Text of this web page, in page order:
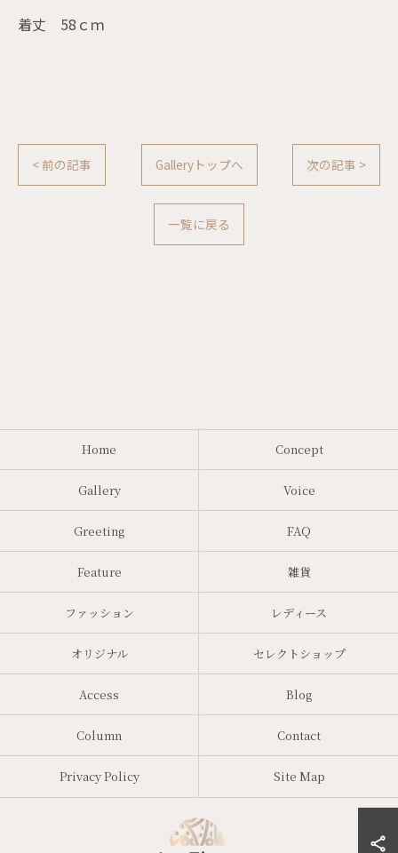
着丈 58ｃｍ
< 前の記事 Galleryトップへ 次の記事 >
一覧に戻る
Home Concept
Gallery Voice
Greeting FAQ
Feature 雑貨
ファッション レディース
オリジナル セレクトショップ
Access Blog
Column Contact
Privacy Policy Site Map